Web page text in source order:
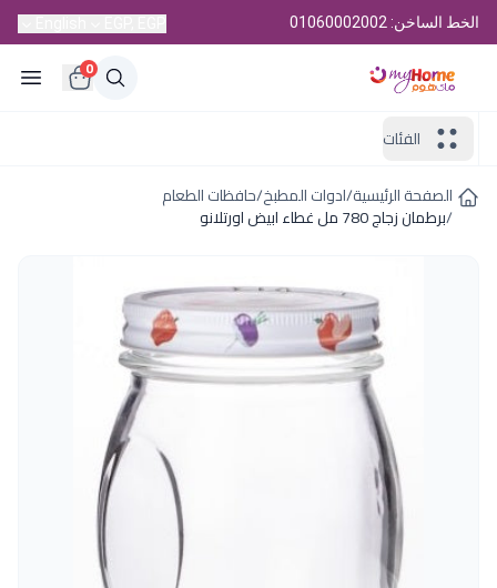
الخط الساخن: 01060002002
0
الفئات
الصفحة الرئيسية/ادوات المطبخ/حافظات الطعام
/برطمان زجاج 780 مل غطاء ابيض اورتلانو